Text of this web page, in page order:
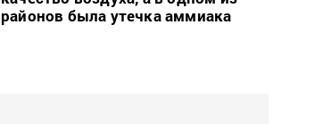
районов была утечка аммиака